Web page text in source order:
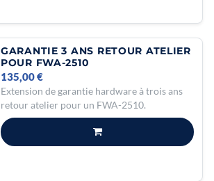
GARANTIE 3 ANS RETOUR ATELIER
POUR FWA-2510
Extension de garantie hardware à trois ans
retour atelier pour un FWA-2510.
135,00€